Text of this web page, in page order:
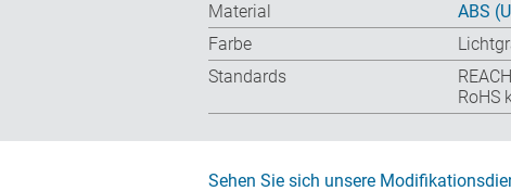
Material
ABS
Farbe
Standards
RoHS
Sehen Sie sich unsere